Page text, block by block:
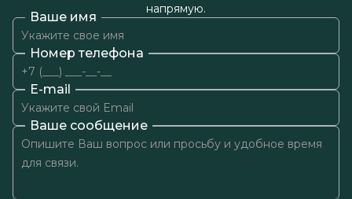
напрямую.
Ваше имя
Номер телефона
E-mail
Ваше сообщение